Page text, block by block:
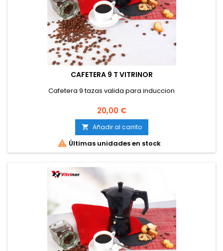
CAFETERA 9 T VITRINOR
Cafetera 9 tazas valida para induccion
Precio
20,00 €
 Añadir al carrito
 Últimas unidades en stock